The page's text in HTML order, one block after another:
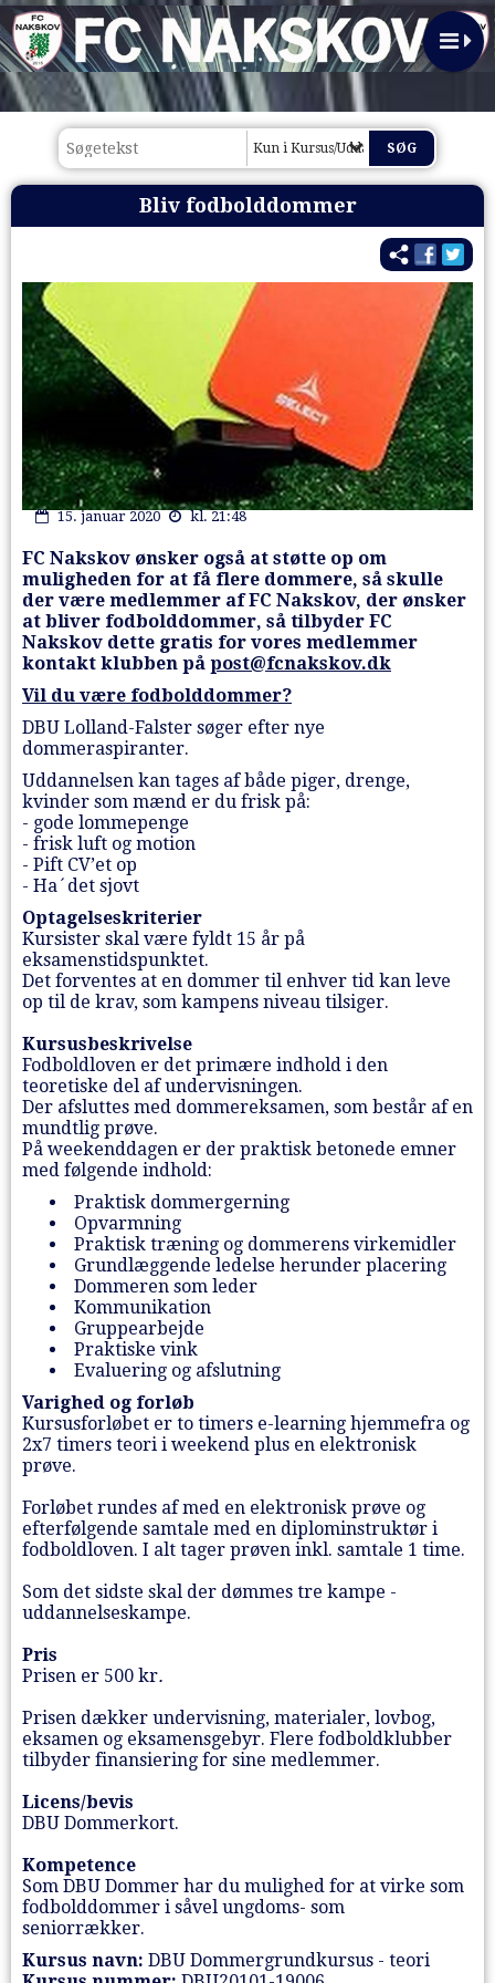
Kun i Kursus/Uddannelse 2020
Bliv fodbolddommer
15. januar 2020 kl. 21:48
FC Nakskov ønsker også at støtte op om
muligheden for at få flere dommere, så skulle
der være medlemmer af FC Nakskov, der ønsker
at bliver fodbolddommer, så tilbyder FC
Nakskov dette gratis for vores medlemmer
kontakt klubben på post@fcnakskov.dk
Vil du være fodbolddommer?
DBU Lolland-Falster søger efter nye
dommeraspiranter.
Uddannelsen kan tages af både piger, drenge,
kvinder som mænd er du frisk på:
- gode lommepenge
- frisk luft og motion
- Pift CV’et op
- Ha´det sjovt
Optagelseskriterier
Kursister skal være fyldt 15 år på
eksamenstidspunktet.
Det forventes at en dommer til enhver tid kan leve
op til de krav, som kampens niveau tilsiger.
Kursusbeskrivelse
Fodboldloven er det primære indhold i den
teoretiske del af undervisningen.
Der afsluttes med dommereksamen, som består af en
mundtlig prøve.
På weekenddagen er der praktisk betonede emner
med følgende indhold:
Praktisk dommergerning
Opvarmning
Praktisk træning og dommerens virkemidler
Grundlæggende ledelse herunder placering
Dommeren som leder
Kommunikation
Gruppearbejde
Praktiske vink
Evaluering og afslutning
Varighed og forløb
Kursusforløbet er to timers e-learning hjemmefra og
2x7 timers teori i weekend plus en elektronisk
prøve.
Forløbet rundes af med en elektronisk prøve og
efterfølgende samtale med en diplominstruktør i
fodboldloven. I alt tager prøven inkl. samtale 1 time.
Som det sidste skal der dømmes tre kampe -
uddannelseskampe.
Pris
Prisen er 500 kr.
Prisen dækker undervisning, materialer, lovbog,
eksamen og eksamensgebyr. Flere fodboldklubber
tilbyder finansiering for sine medlemmer.
Licens/bevis
DBU Dommerkort.
Kompetence
Som DBU Dommer har du mulighed for at virke som
fodbolddommer i såvel ungdoms- som
seniorrækker.
Kursus navn: DBU Dommergrundkursus - teori